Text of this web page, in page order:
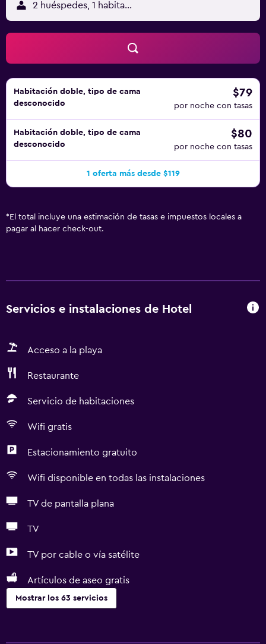
2 huéspedes, 1 habitación
Habitación doble, tipo de cama
desconocido
$79
por noche con tasas
Habitación doble, tipo de cama
desconocido
$80
por noche con tasas
1 oferta más desde $119
* El total incluye una estimación de tasas e impuestos locales a
pagar al hacer check-out.
Servicios e instalaciones de Hotel
Acceso a la playa
Restaurante
Servicio de habitaciones
Wifi gratis
Estacionamiento gratuito
Wifi disponible en todas las instalaciones
TV de pantalla plana
TV
TV por cable o vía satélite
Artículos de aseo gratis
Mostrar los 63 servicios